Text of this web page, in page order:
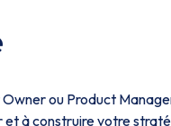
ou Product
et à construire votre